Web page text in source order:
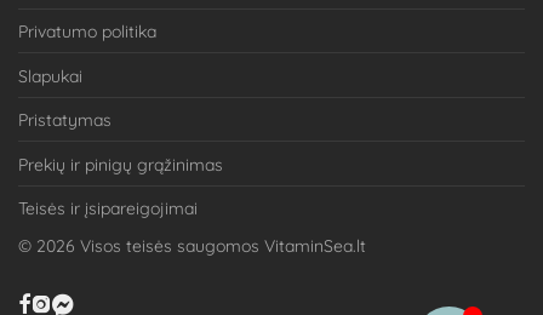
Privatumo politika
Slapukai
Pristatymas
Prekių ir pinigų grąžinimas
Teisės ir įsipareigojimai
© 2026 Visos teisės saugomos VitaminSea.lt